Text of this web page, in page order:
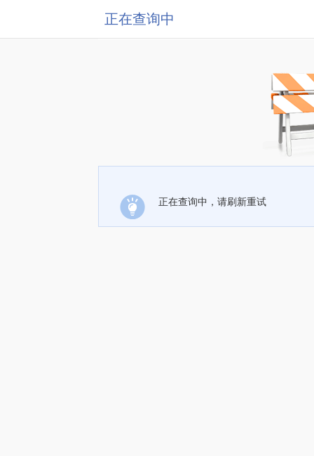
正在查询中
正在查询中，请刷新重试